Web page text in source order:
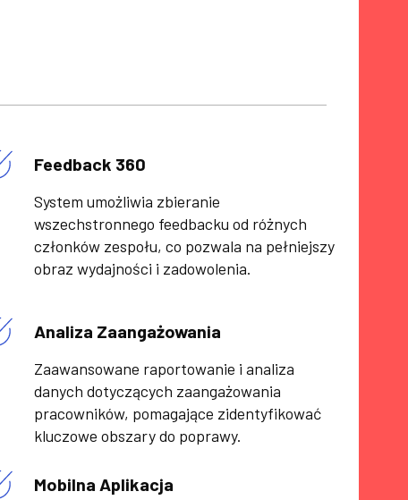
Feedback 360
System umożliwia zbieranie
wszechstronnego feedbacku od różnych
członków zespołu, co pozwala na pełniejszy
obraz wydajności i zadowolenia.
Analiza Zaangażowania
Zaawansowane raportowanie i analiza
danych dotyczących zaangażowania
pracowników, pomagające zidentyfikować
kluczowe obszary do poprawy.
Mobilna Aplikacja